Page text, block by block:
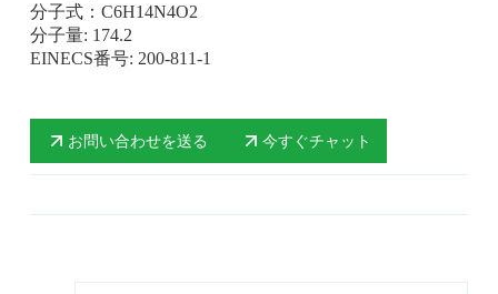
分子式：C6H14N4O2
分子量: 174.2
EINECS番号: 200-811-1
お問い合わせを送る 今すぐチャット